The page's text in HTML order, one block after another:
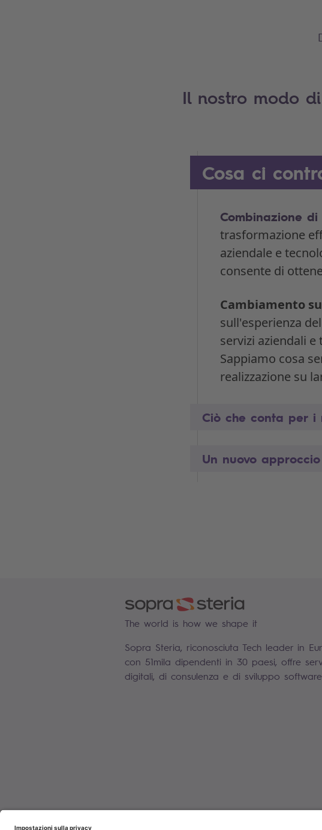
Il nostro modo
Cosa ci
Combinazione
trasformazione
aziendale e
consente di
Cambiamento
sull'esperienza
servizi aziendali
Sappiamo cosa
realizzazione su
Ciò che conta per i
Un nuovo
The world is how we shape it
Sopra Steria, riconosciuta Tech leader in
con 51mila dipendenti in 30 paesi, offre
digitali, di consulenza e di sviluppo software.